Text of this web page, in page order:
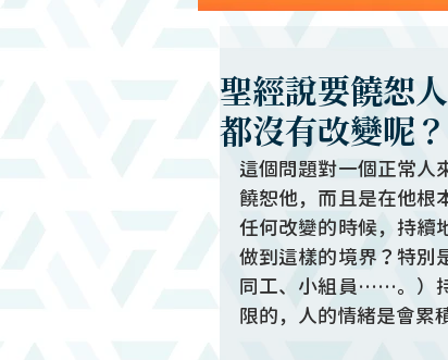
聖經說要饒恕
都沒有改變呢
這個問題對一個正常人
饒恕他，而且是在他根
任何改變的時候，持續
做到這樣的境界？特別
同工、小組員……。）
限的，人的情緒是會累